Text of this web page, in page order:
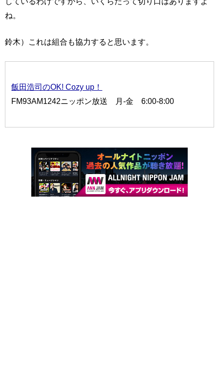
ね。
鈴木）これは組合も協力すると思います。
飯田浩司のOK! Cozy up！
FM93AM1242ニッポン放送 月-金 6:00-8:00